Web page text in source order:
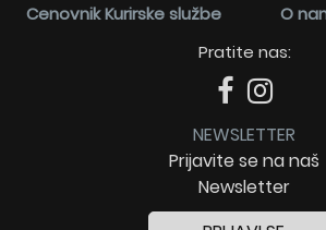
Cenovnik Kurirske službe
O
Pratite nas:
NEWSLETTER
Prijavite se na naš
Newsletter